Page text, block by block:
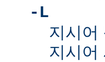
-L
지시어
지시어